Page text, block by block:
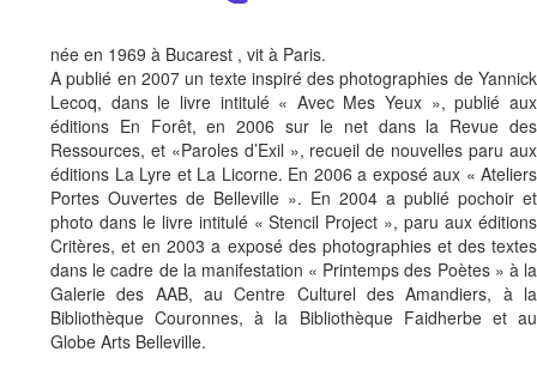
née en 1969 à Bucarest , vit à Paris.
A publié en 2007 un texte inspiré des photographies de Yannick
Lecoq, dans le livre intitulé « Avec Mes Yeux », publié aux
éditions En Forêt, en 2006 sur le net dans la Revue des
Ressources, et «Paroles d’Exil », recueil de nouvelles paru aux
éditions La Lyre et La Licorne. En 2006 a exposé aux « Ateliers
Portes Ouvertes de Belleville ». En 2004 a publié pochoir et
photo dans le livre intitulé « Stencil Project », paru aux éditions
Critères, et en 2003 a exposé des photographies et des textes
dans le cadre de la manifestation « Printemps des Poètes » à la
Galerie des AAB, au Centre Culturel des Amandiers, à la
Bibliothèque Couronnes, à la Bibliothèque Faidherbe et au
Globe Arts Belleville.